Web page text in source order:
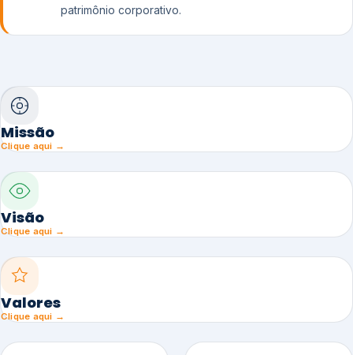
patrimônio corporativo.
Missão
Clique aqui →
Visão
Clique aqui →
Valores
Clique aqui →